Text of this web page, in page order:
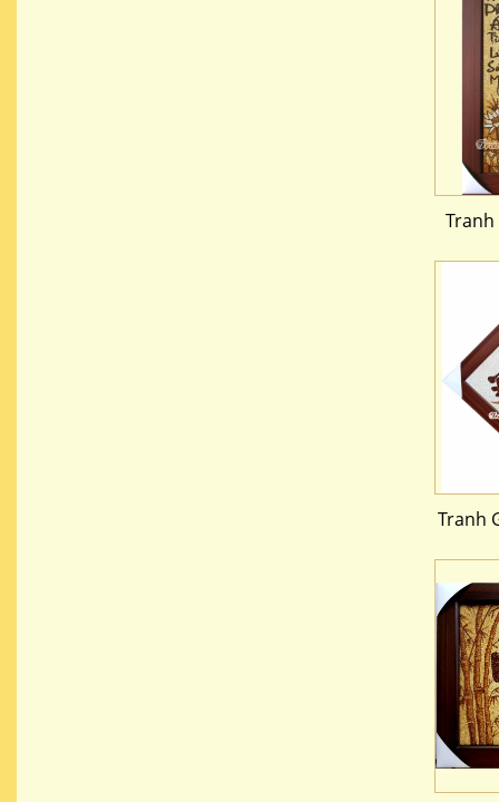
Tranh
Tranh